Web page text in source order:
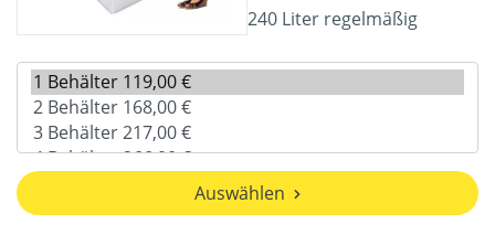
240 Liter regelmäßig
Auswählen